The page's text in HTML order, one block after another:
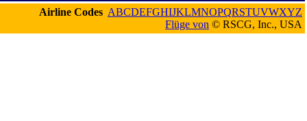
Airline Codes ABCDEFGHIJKLMNOPQRSTUVWXYZ
Flüge von © RSCG, Inc., USA